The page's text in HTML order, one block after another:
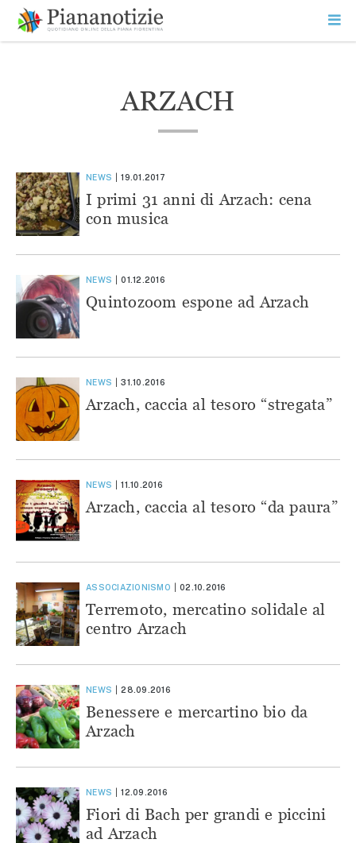
contenuto
SEARCH
ARZACH
NEWS 19.01.2017
I primi 31 anni di Arzach: cena
con musica
NEWS 01.12.2016
Quintozoom espone ad Arzach
NEWS 31.10.2016
Arzach, caccia al tesoro “stregata”
NEWS 11.10.2016
Arzach, caccia al tesoro “da paura”
ASSOCIAZIONISMO 02.10.2016
Terremoto, mercatino solidale al
centro Arzach
NEWS 28.09.2016
Benessere e mercartino bio da
Arzach
NEWS 12.09.2016
Fiori di Bach per grandi e piccini
ad Arzach